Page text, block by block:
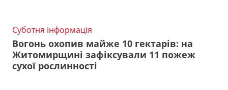
Суботня інформація
Вогонь охопив майже 10 гектарів: на
Житомирщині зафіксували 11 пожеж
сухої рослинності